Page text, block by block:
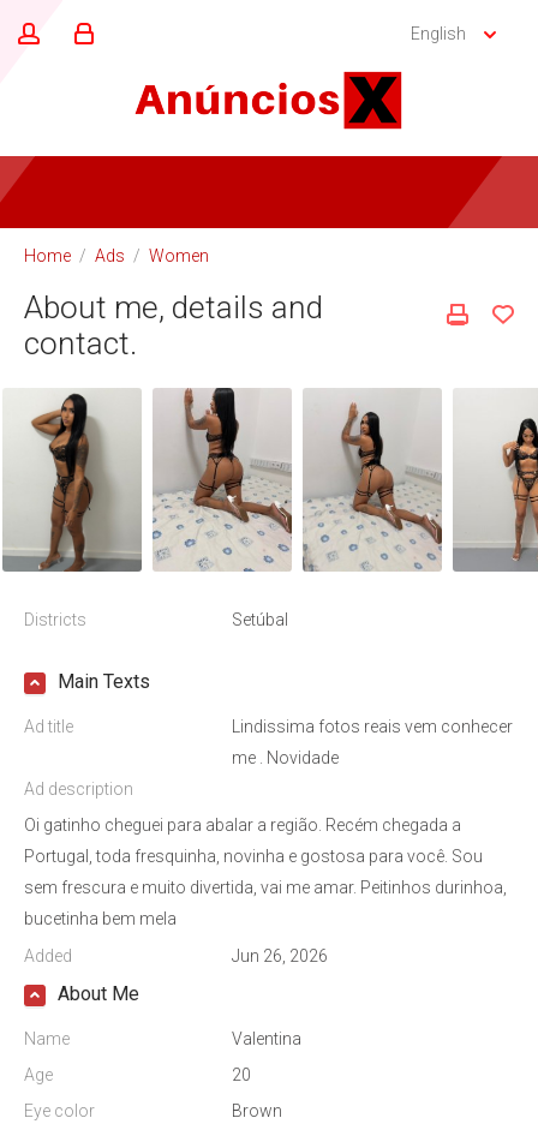
English
Home / Ads / Women
About me, details and
contact.
Districts Setúbal
Main Texts
Ad title
Lindissima fotos reais vem conhecer
me . Novidade
Ad description
Oi gatinho cheguei para abalar a região. Recém chegada a
Portugal, toda fresquinha, novinha e gostosa para você. Sou
sem frescura e muito divertida, vai me amar. Peitinhos durinhoa,
bucetinha bem mela
Added
Jun 26, 2026
About Me
Name
Valentina
Age
20
Eye color
Brown